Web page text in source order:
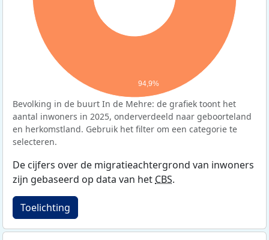
94,9%
Bevolking in de buurt In de Mehre: de grafiek toont het
aantal inwoners in 2025, onderverdeeld naar geboorteland
en herkomstland. Gebruik het filter om een categorie te
selecteren.
De cijfers over de migratieachtergrond van inwoners
zijn gebaseerd op data van hetCBS.
Toelichting